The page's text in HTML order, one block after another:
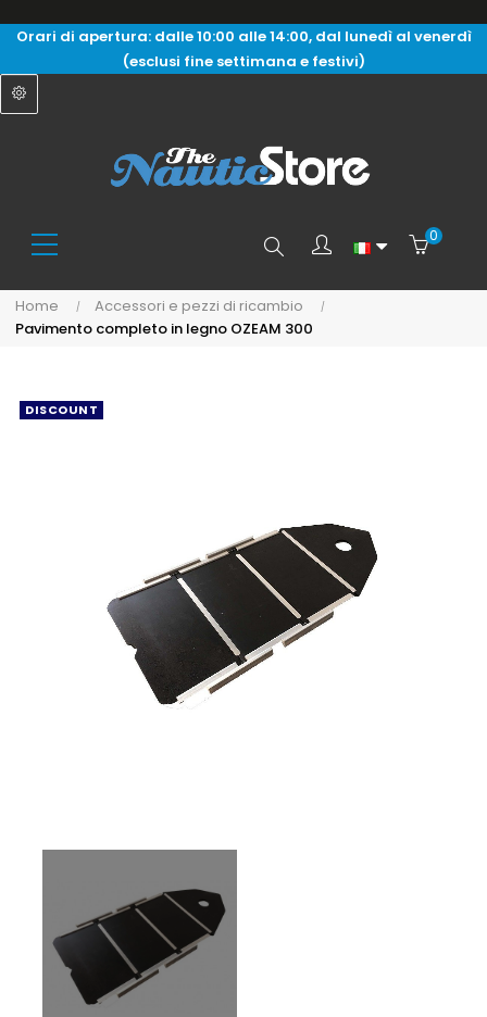
Orari di apertura: dalle 10:00 alle 14:00, dal lunedì al venerdì
(esclusi fine settimana e festivi)
Search
here...
0
Home
Accessori e pezzi di ricambio
Pavimento completo in legno OZEAM 300
DISCOUNT